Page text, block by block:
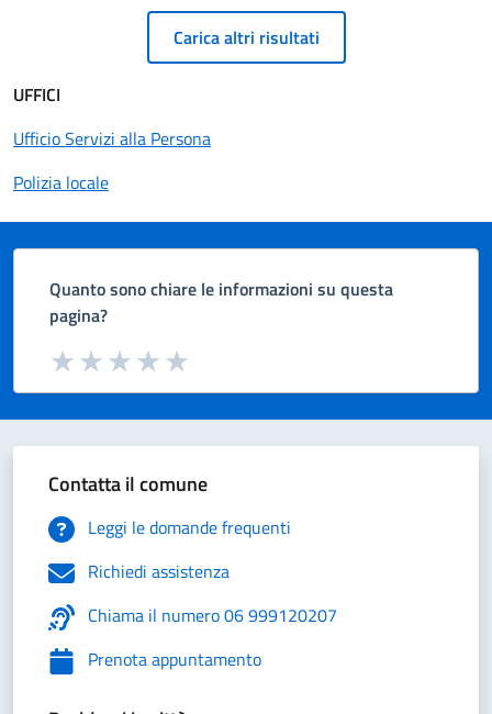
Paginazione
Carica altri risultati
UFFICI
Ufficio Servizi alla Persona
Polizia locale
Quanto sono chiare le informazioni su questa
pagina?
Valuta da 1 a 5 stelle la pagina
Valuta 5 stelle su 5
Valuta 4 stelle su 5
Valuta 3 stelle su 5
Valuta 2 stelle su 5
Valuta 1 stelle su 5
Contatta il comune
Leggi le domande frequenti
Richiedi assistenza
Chiama il numero 06 999120207
Prenota appuntamento